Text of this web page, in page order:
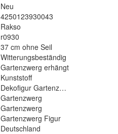
Neu
4250123930043
Rakso
r0930
37 cm ohne Seil
Witterungsbeständig
Gartenzwerg erhängt
Kunststoff
Dekofigur Gartenzwerge
Gartenzwerg
Gartenzwerg
Gartenzwerg Figur
Deutschland